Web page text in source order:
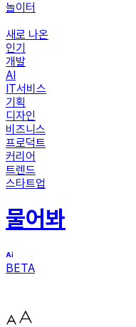
놀이터
새로 나온
인기
개발
AI
IT서비스
기획
디자인
비즈니스
프로덕트
커리어
트렌드
스타트업
물어봐
BETA